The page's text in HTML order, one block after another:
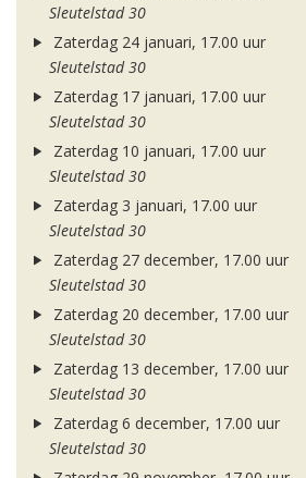
Sleutelstad 30
Zaterdag 24 januari, 17.00 uur
Sleutelstad 30
Zaterdag 17 januari, 17.00 uur
Sleutelstad 30
Zaterdag 10 januari, 17.00 uur
Sleutelstad 30
Zaterdag 3 januari, 17.00 uur
Sleutelstad 30
Zaterdag 27 december, 17.00 uur
Sleutelstad 30
Zaterdag 20 december, 17.00 uur
Sleutelstad 30
Zaterdag 13 december, 17.00 uur
Sleutelstad 30
Zaterdag 6 december, 17.00 uur
Sleutelstad 30